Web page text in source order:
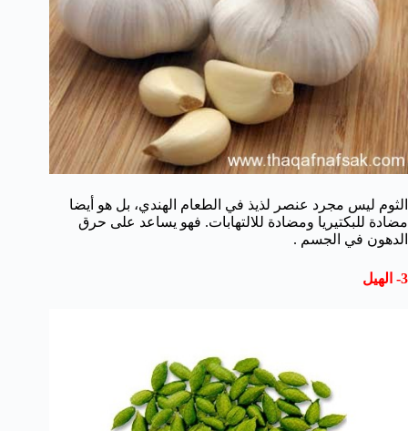
الثوم ليس مجرد عنصر لذيذ في الطعام الهندي، بل هو أيضا
مضادة للبكتيريا ومضادة للالتهابات. فهو يساعد على حرق
الدهون في الجسم .
3- الهيل